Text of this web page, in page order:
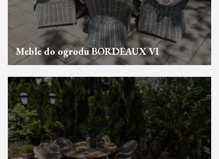
Meble do ogrodu BORDEAUX VI